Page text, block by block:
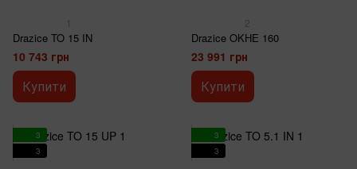
1
Drazice TO 15 IN
10 743 грн
Купити
2
Drazice OKHE 160
23 991 грн
Купити
3
3
3
3